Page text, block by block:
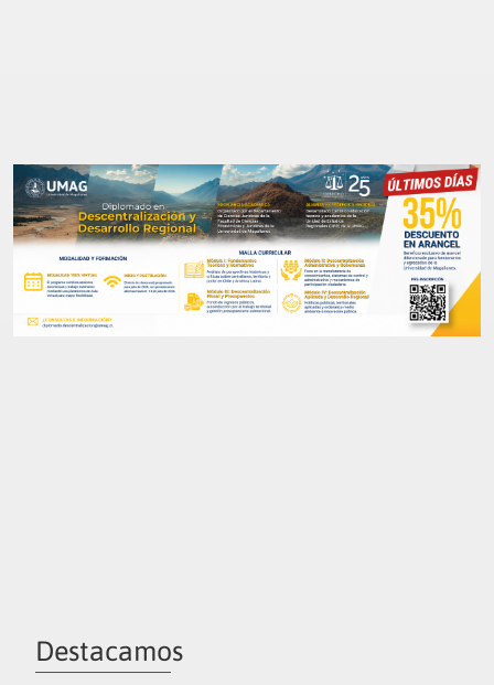
Destacamos